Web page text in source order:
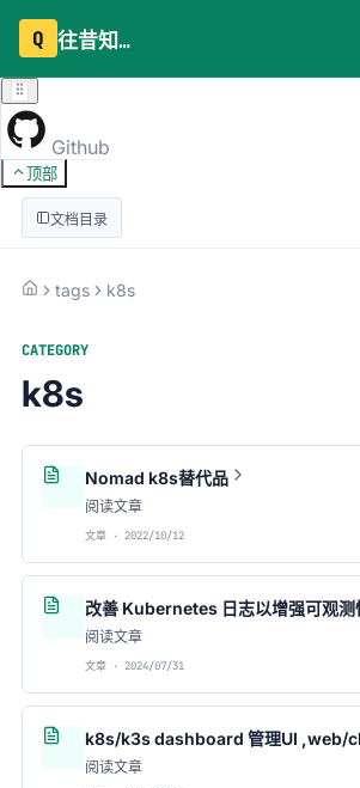
Q 往昔知识库
Github
顶部
文档目录
tags k8s
CATEGORY
k8s
Nomad k8s替代品
阅读文章
文章 · 2022/10/12
改善 Kubernetes 日志以增强可观测
阅读文章
文章 · 2024/07/31
k8s/k3s dashboard 管理UI ,web/
阅读文章